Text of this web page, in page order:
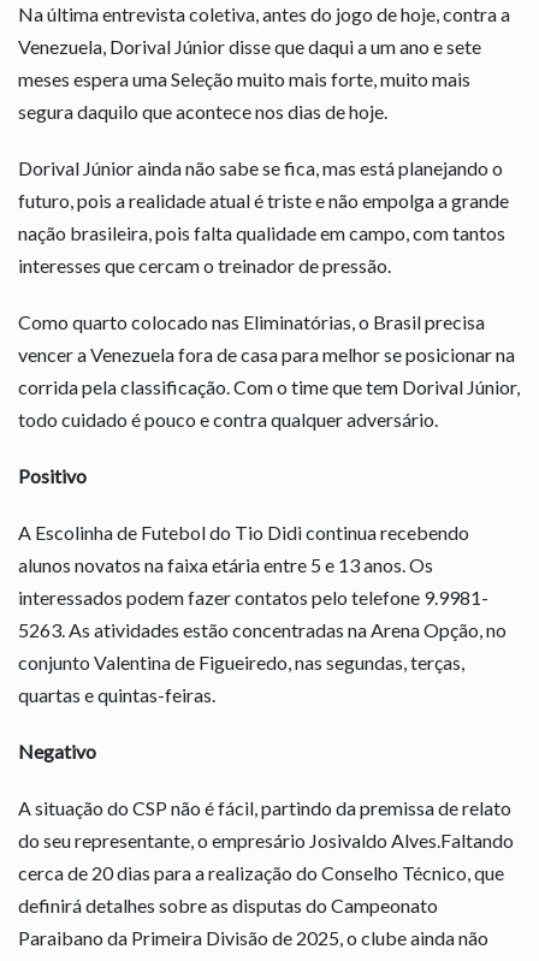
Na última entrevista coletiva, antes do jogo de hoje, contra a
Venezuela, Dorival Júnior disse que daqui a um ano e sete
meses espera uma Seleção muito mais forte, muito mais
segura daquilo que acontece nos dias de hoje.
Dorival Júnior ainda não sabe se fica, mas está planejando o
futuro, pois a realidade atual é triste e não empolga a grande
nação brasileira, pois falta qualidade em campo, com tantos
interesses que cercam o treinador de pressão.
Como quarto colocado nas Eliminatórias, o Brasil precisa
vencer a Venezuela fora de casa para melhor se posicionar na
corrida pela classificação. Com o time que tem Dorival Júnior,
todo cuidado é pouco e contra qualquer adversário.
Positivo
A Escolinha de Futebol do Tio Didi continua recebendo
alunos novatos na faixa etária entre 5 e 13 anos. Os
interessados podem fazer contatos pelo telefone 9.9981-
5263. As atividades estão concentradas na Arena Opção, no
conjunto Valentina de Figueiredo, nas segundas, terças,
quartas e quintas-feiras.
Negativo
A situação do CSP não é fácil, partindo da premissa de relato
do seu representante, o empresário Josivaldo Alves.Faltando
cerca de 20 dias para a realização do Conselho Técnico, que
definirá detalhes sobre as disputas do Campeonato
Paraibano da Primeira Divisão de 2025, o clube ainda não